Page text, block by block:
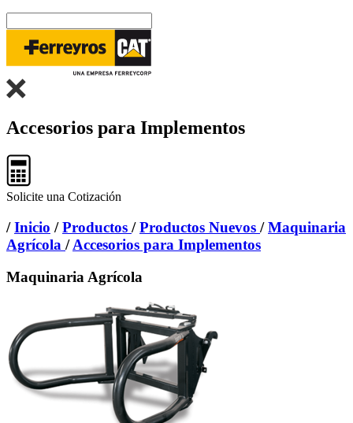
Accesorios para Implementos
Solicite una Cotización
/Inicio /Productos /Productos Nuevos /Maquinaria
Agrícola /Accesorios para Implementos
Maquinaria Agrícola